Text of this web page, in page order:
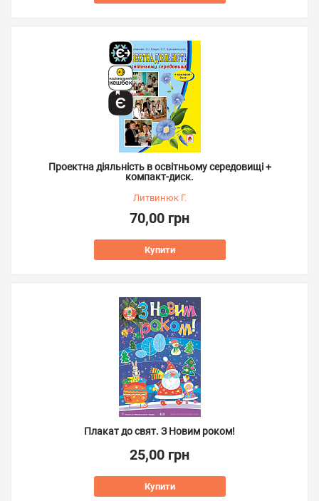
Проектна діяльність в освітньому середовищі +
компакт-диск.
Литвинюк Г.
70,00 грн
Купити
Плакат до свят. З Новим роком!
25,00 грн
Купити